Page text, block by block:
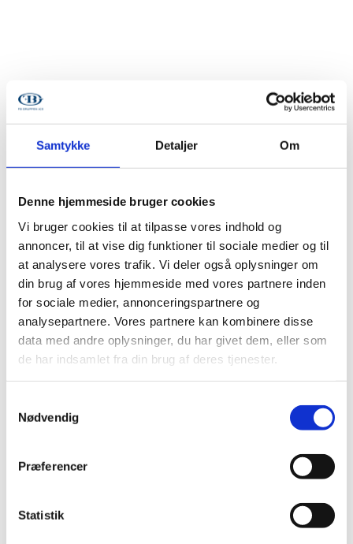
Samtykke Detaljer Om
Denne hjemmeside bruger cookies
Vi bruger cookies til at tilpasse vores indhold og
annoncer, til at vise dig funktioner til sociale medier og til
at analysere vores trafik. Vi deler også oplysninger om
din brug af vores hjemmeside med vores partnere inden
for sociale medier, annonceringspartnere og
analysepartnere. Vores partnere kan kombinere disse
data med andre oplysninger, du har givet dem, eller som
de har indsamlet fra din brug af deres tjenester.
Nødvendig
Præferencer
Statistik